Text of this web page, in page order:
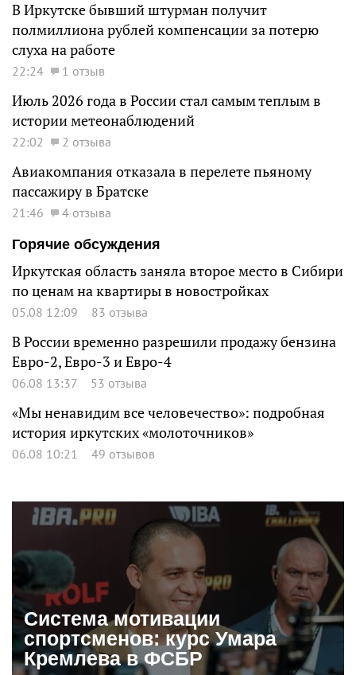
В Иркутске бывший штурман получит
полмиллиона рублей компенсации за потерю
слуха на работе
22:24 1 отзыв
Июль 2026 года в России стал самым теплым в
истории метеонаблюдений
22:02 2 отзыва
Авиакомпания отказала в перелете пьяному
пассажиру в Братске
21:46
4 отзыва
Горячие обсуждения
Иркутская область заняла второе место в Сибири
по ценам на квартиры в новостройках
05.08 12:09 83 отзыва
В России временно разрешили продажу бензина
Евро-2, Евро-3 и Евро-4
06.08 13:37 53 отзыва
«Мы ненавидим все человечество»: подробная
история иркутских «молоточников»
06.08 10:21 49 отзывов
Система мотивации
спортсменов: курс Умара
Кремлева в ФСБР